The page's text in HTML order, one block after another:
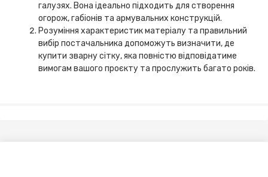
галузях. Вона ідеально підходить для створення
огорож, габіонів та армувальних конструкцій.
Розуміння характеристик матеріалу та правильний
вибір постачальника допоможуть визначити, де
купити зварну сітку, яка повністю відповідатиме
вимогам вашого проєкту та прослужить багато років.